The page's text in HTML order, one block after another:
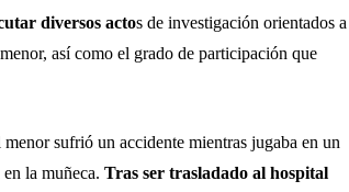
diversos actos de investigación orientados a
así como el grado de participación que
sufrió un accidente mientras jugaba en un
la muñeca. Tras ser trasladado al hospital